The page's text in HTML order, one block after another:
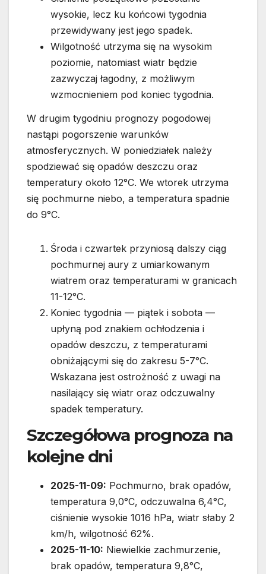
wysokie, lecz ku końcowi tygodnia
przewidywany jest jego spadek.
Wilgotność utrzyma się na wysokim
poziomie, natomiast wiatr będzie
zazwyczaj łagodny, z możliwym
wzmocnieniem pod koniec tygodnia.
W drugim tygodniu prognozy pogodowej
nastąpi pogorszenie warunków
atmosferycznych. W poniedziałek należy
spodziewać się opadów deszczu oraz
temperatury około 12°C. We wtorek utrzyma
się pochmurne niebo, a temperatura spadnie
do 9°C.
Środa i czwartek przyniosą dalszy ciąg
pochmurnej aury z umiarkowanym
wiatrem oraz temperaturami w granicach
11-12°C.
Koniec tygodnia — piątek i sobota —
upłyną pod znakiem ochłodzenia i
opadów deszczu, z temperaturami
obniżającymi się do zakresu 5-7°C.
Wskazana jest ostrożność z uwagi na
nasilający się wiatr oraz odczuwalny
spadek temperatury.
Szczegółowa prognoza na
kolejne dni
2025-11-09: Pochmurno, brak opadów,
temperatura 9,0°C, odczuwalna 6,4°C,
ciśnienie wysokie 1016 hPa, wiatr słaby 2
km/h, wilgotność 62%.
2025-11-10: Niewielkie zachmurzenie,
brak opadów, temperatura 9,8°C,